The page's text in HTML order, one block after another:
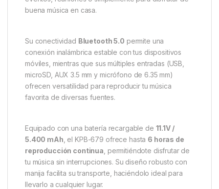
buena música en casa.
Su conectividad Bluetooth 5.0 permite una
conexión inalámbrica estable con tus dispositivos
móviles, mientras que sus múltiples entradas (USB,
microSD, AUX 3.5 mm y micrófono de 6.35 mm)
ofrecen versatilidad para reproducir tu música
favorita de diversas fuentes.
Equipado con una batería recargable de 11.1V /
5.400 mAh , el KPB-679 ofrece hasta 6 horas de
reproducción continua , permitiéndote disfrutar de
tu música sin interrupciones. Su diseño robusto con
manija facilita su transporte, haciéndolo ideal para
llevarlo a cualquier lugar.